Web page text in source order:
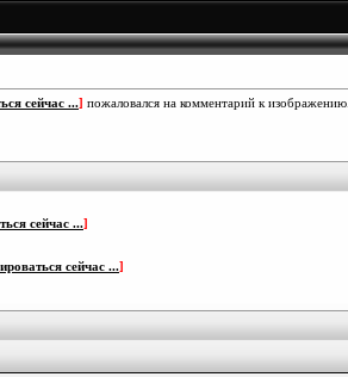
сейчас ...] пожаловался на комментарий к изображению.
сейчас ...]
сейчас ...]